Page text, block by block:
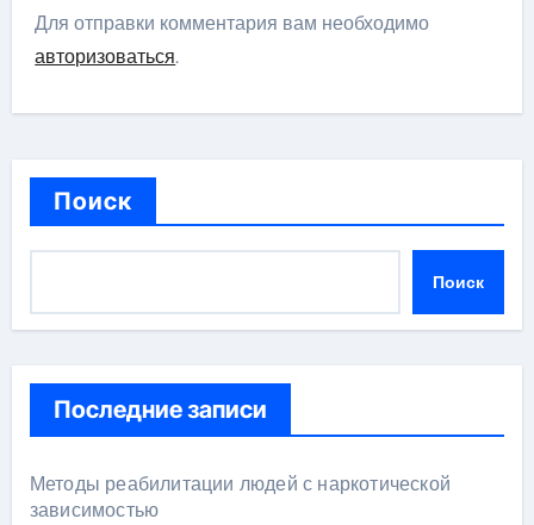
Для отправки комментария вам необходимо
авторизоваться.
Поиск
Поиск
Последние записи
Методы реабилитации людей с наркотической
зависимостью